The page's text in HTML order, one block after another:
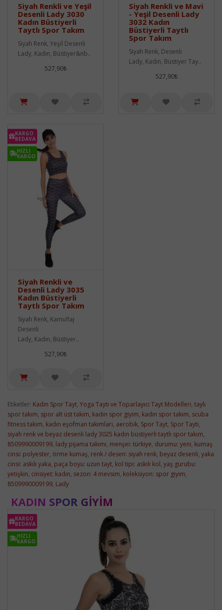
Siyah Renkli ve Yeşil
Desenli Lady 3030
Kadın Büstiyerli
Taytlı Spor Takım
Siyah Renk, Yeşil Desenli
Lady, Kadın, Büstiyer&nb..
527,90₺
Siyah Renkli ve Mavi
- Yeşil Desenli Lady
3032 Kadın
Büstiyerli Taytlı
Spor Takım
Siyah Renk, Desenli
Lady, Kadın, Büstiyer Tay..
527,90₺
KARGO
BEDAVA
HIZLI
KARGO
Siyah Renkli ve
Desenli Lady 3035
Kadın Büstiyerli
Taytlı Spor Takım
Siyah Renk, Kamuflaj
Desenli
Lady, Kadın, Büstiyer..
527,90₺
Etiketler: Kadın Spor Tayt, Yoga Taytı ve Toparlayıcı Tayt Modelleri, taylı
spor takım, spor alt üst takım, kadın spor giyim, kadın spor takım, scuba
fitness takım, kadın eşofman takımları, aerobik, Spor Tayt, Spor Taytı,
siyah renk ve beyaz desenli lady 3025 kadın büstiyerli taytlı spor takım,
8509990009199, lady pijama takımı, menşei: türkiye, durumu: yeni, kumaş
cinsi: polyester, örme kumaş, renk / desen: siyah renk, beyaz desenli, yaka
cinsi: askılı yaka, paça boyu: uzun tayt, kol tipi: askılı kol, yaş gurubu:
yetişkin, cinsiyet: kadın, sezon: 4 mevsim, koleksiyon: spor giyim,
8509990009199, Lady
KADIN SPOR GIYIM
KARGO
BEDAVA
HIZLI
KARGO